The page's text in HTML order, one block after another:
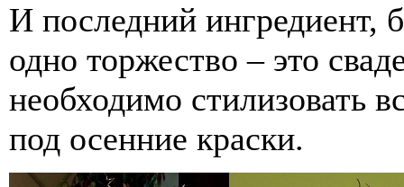
И последний ингредиент,
одно торжество – это
необходимо стилизовать
под осенние краски.